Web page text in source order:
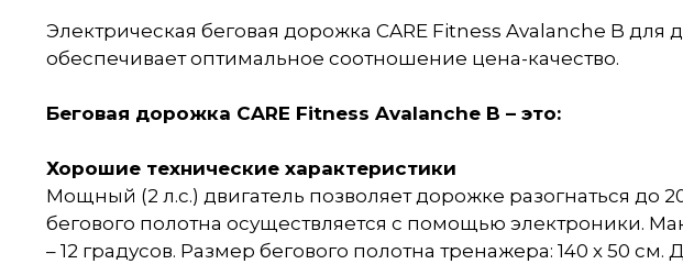
Электрическая беговая дорожка CARE Fitness Avalanche B
обеспечивает оптимальное соотношение цена-качество.
Беговая дорожка CARE Fitness Avalanche B – это:
Хорошие технические характеристики
Мощный (2 л.с.) двигатель позволяет дорожке разогнаться до
бегового полотна осуществляется с помощью электроники.
– 12 градусов. Размер бегового полотна тренажера: 140 х 50 см.